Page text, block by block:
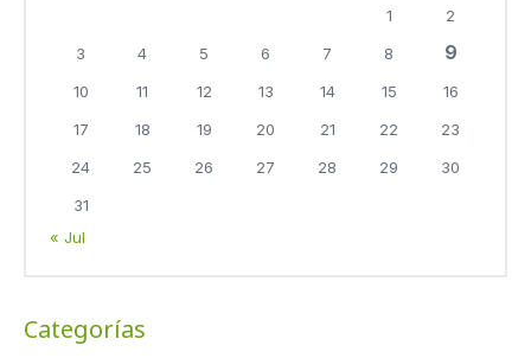
1
2
3
4 5 6 7 8 9
10 11 12 13 14 15
16
17
18 19 20 21 22
23
24
25 26 27 28 29
30
31
« Jul
Categorías